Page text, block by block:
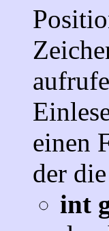
einen
der
int